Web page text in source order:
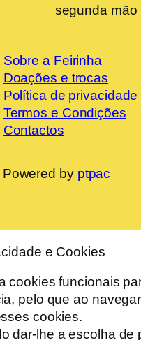
segunda mão
Sobre a Feirinha
Doações e trocas
Política de privacidade
Termos e Condições
Contactos
Powered by ptpac
e Cookies
cookies funcionais
pelo que ao
cookies.
dar-lhe a escolha de